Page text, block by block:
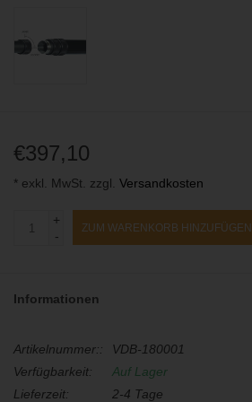
€397,10
* exkl. MwSt. zzgl. Versandkosten
+
-
ZUM WARENKORB HINZUFÜGEN
Informationen
Artikelnummer::
VDB-180001
Verfügbarkeit:
Auf Lager
Lieferzeit:
2-4 Tage